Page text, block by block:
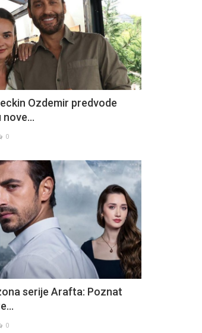
Ozdemir predvode
nove...
0
serije Arafta: Poznat
0